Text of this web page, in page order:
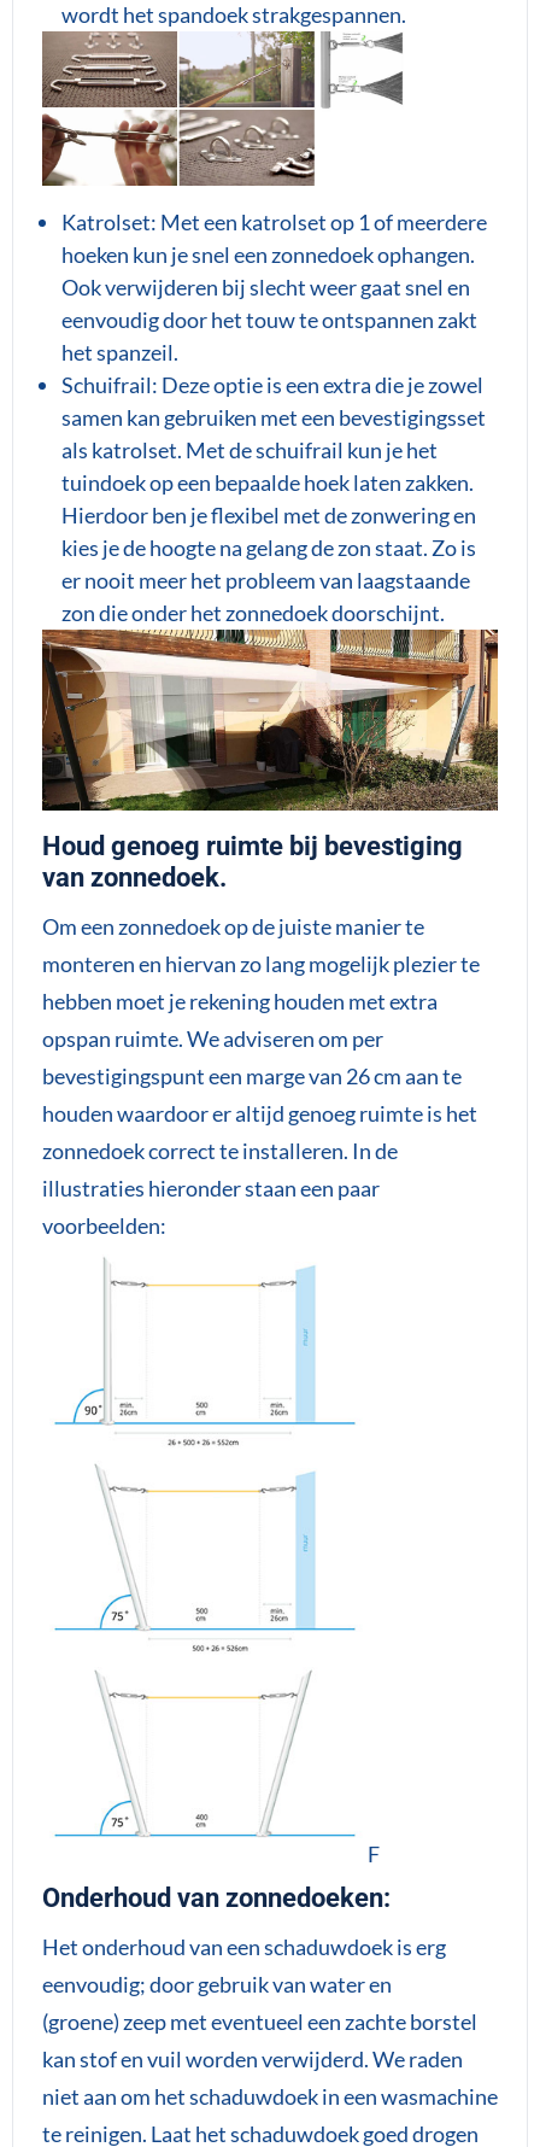
wordt het spandoek strakgespannen.
Katrolset: Met een katrolset op 1 of meerdere
hoeken kun je snel een zonnedoek ophangen.
Ook verwijderen bij slecht weer gaat snel en
eenvoudig door het touw te ontspannen zakt
het spanzeil.
Schuifrail: Deze optie is een extra die je zowel
samen kan gebruiken met een bevestigingsset
als katrolset. Met de schuifrail kun je het
tuindoek op een bepaalde hoek laten zakken.
Hierdoor ben je flexibel met de zonwering en
kies je de hoogte na gelang de zon staat. Zo is
er nooit meer het probleem van laagstaande
zon die onder het zonnedoek doorschijnt.
Houd genoeg ruimte bij bevestiging
van zonnedoek.
Om een zonnedoek op de juiste manier te
monteren en hiervan zo lang mogelijk plezier te
hebben moet je rekening houden met extra
opspan ruimte. We adviseren om per
bevestigingspunt een marge van 26 cm aan te
houden waardoor er altijd genoeg ruimte is het
zonnedoek correct te installeren. In de
illustraties hieronder staan een paar
voorbeelden:
F
Onderhoud van zonnedoeken:
Het onderhoud van een schaduwdoek is erg
eenvoudig; door gebruik van water en
(groene) zeep met eventueel een zachte borstel
kan stof en vuil worden verwijderd. We raden
niet aan om het schaduwdoek in een wasmachine
te reinigen. Laat het schaduwdoek goed drogen